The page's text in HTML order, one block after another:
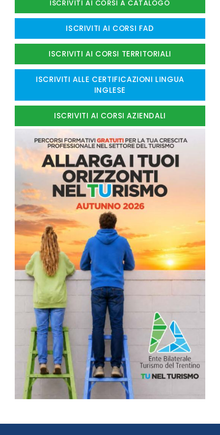
ISCRIVITI AI CORSI A CATALOGO
ISCRIVITI AI CORSI FAD
ISCRIVITI AI CORSI TERRITORIALI
ISCRIVITI ALLE CERTIFICAZIONI LINGUA
INGLESE
ISCRIVITI AI CORSI AZIENDALI